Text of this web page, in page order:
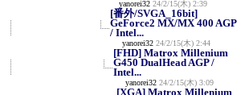
yanorei32 24/2/15(木) 2:39
[番外/SVGA_16bit]
GeForce2 MX/MX 400 AGP
/ Intel...
yanorei32 24/2/15(木) 2:44
[FHD] Matrox Millenium
G450 DualHead AGP /
Intel...
yanorei32 24/2/15(木) 3:09
[XGA] Matrox Millenium